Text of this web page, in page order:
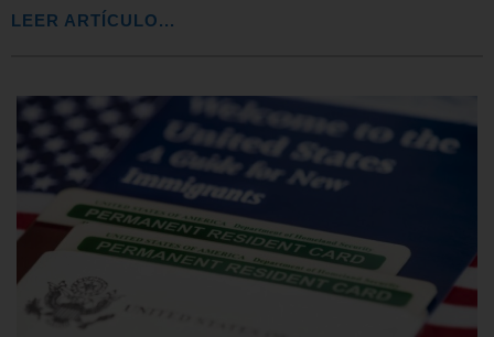
LEER ARTÍCULO...